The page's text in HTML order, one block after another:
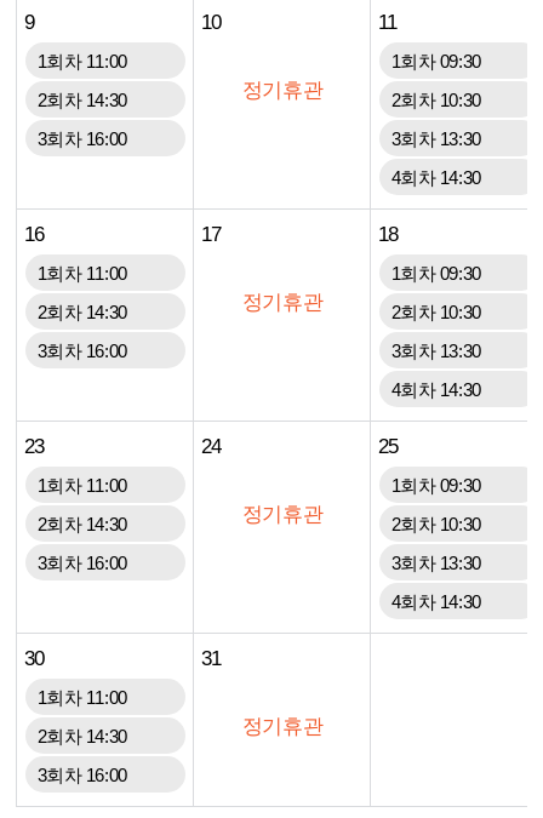
9
1회차 11:00
2회차 14:30
3회차 16:00
10
정기휴관
11
3회차 13:30
4회차 14:30
1회차 09:30
2회차 10:30
16
1회차 11:00
2회차 14:30
3회차 16:00
17
정기휴관
18
1회차 09:30
2회차 10:30
3회차 13:30
4회차 14:30
23
1회차 11:00
2회차 14:30
3회차 16:00
24
정기휴관
25
1회차 09:30
2회차 10:30
3회차 13:30
4회차 14:30
30
1회차 11:00
2회차 14:30
3회차 16:00
31
정기휴관